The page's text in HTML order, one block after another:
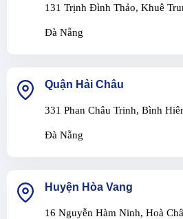
131 Trịnh Đình Thảo, Khuê
Đà Nẵng
Quận Hải Châu
331 Phan Châu Trinh, Bình
Đà Nẵng
Huyện Hòa Vang
16 Nguyễn Hàm Ninh, Hoà